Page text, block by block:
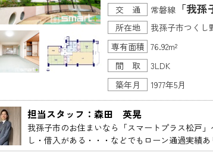
交 通
常磐線 「我孫
所在地
我孫子市つくし
専有面積 76.92m²
間 取
3LDK
築年月
1977年5月
担当スタッフ：森田　英晃
我孫子市のお住まいなら「スマートプラス松戸